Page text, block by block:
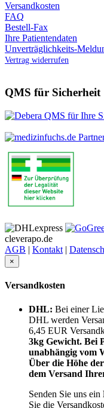
Versandkosten
FAQ
Bestell-Fax
Ihre Patientendaten
Unverträglichkeits-
Vertrag widerrufen
QMS für Sicherheit
cleverapo.de
AGB | Kontakt |
×
Versandkosten
DHL: Bei einer
DHL werden
6,45 EUR
3kg Gewicht. Bei
unabhängig vom
Über die Höhe
dem Versand
Senden Sie uns ein
Sie die